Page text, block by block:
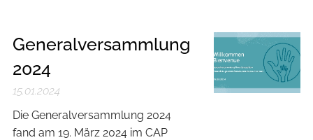
Generalversammlung
2024
15.01.2024
Die Generalversammlung 2024
fand am 19. März 2024 im CAP